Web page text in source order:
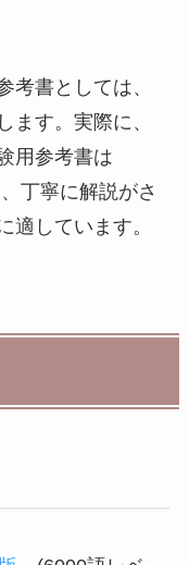
考書としては、
ます。実際に、
用参考書は
丁寧に解説がさ
適しています。